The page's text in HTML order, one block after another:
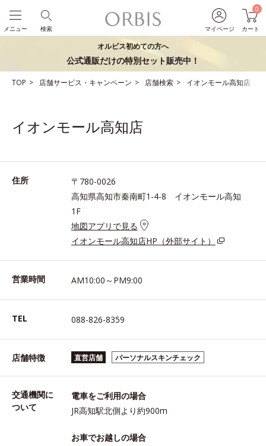
マイページ
0
カート
検索
メニュー
オルビス初めての方へ
公式通販だけの特別セット販売中！
TOP 店舗サービス・キャンペーン 店舗検索 イオンモール高知店
イオンモール高知店
住所
〒780-0026
高知県高知市秦南町1-4-8 イオンモール高知
1F
地図アプリで見る
イオンモール高知店HP（外部サイト）
営業時間 AM10:00～PM9:00
TEL 088-826-8359
店舗特徴 直営店舗 パーソナルスキンチェック
交通機関に
ついて
電車をご利用の場合
JR高知駅北側より約900m
お車でお越しの場合